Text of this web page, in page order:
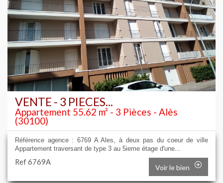
VENTE - 3 PIECES...
Appartement 55.62 m² - 3 Pièces - Alès
(30100)
Référence agence : 6769 A Ales, à deux pas du coeur de ville
Appartement traversant de type 3 au 5ieme étage d'une...
Ref 6769A
Voir le bien